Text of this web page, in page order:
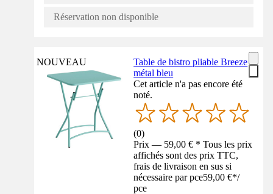
Réservation non disponible
NOUVEAU
Table de bistro pliable Breeze
métal bleu
Cet article n'a pas encore été
noté.
(0)
Prix — 59,00 € * Tous les prix
affichés sont des prix TTC,
frais de livraison en sus si
nécessaire par pce59,00 €*/
pce